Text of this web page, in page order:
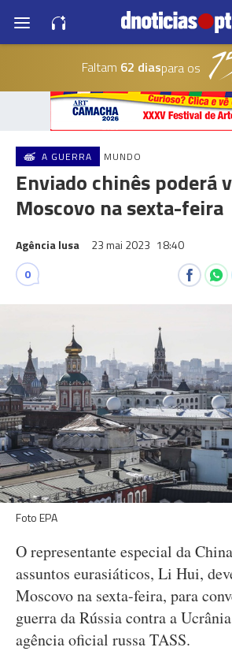
Faltam 62 diaspara os
A GUERRA MUNDO
Enviado chinês poderá
Moscovo na sexta-feira
Agência lusa 23 mai 2023 18:40
0
Foto EPA
O representante especial da
assuntos eurasiáticos, Li Hui,
Moscovo na sexta-feira, para
guerra da Rússia contra a
agência oficial russa TASS.